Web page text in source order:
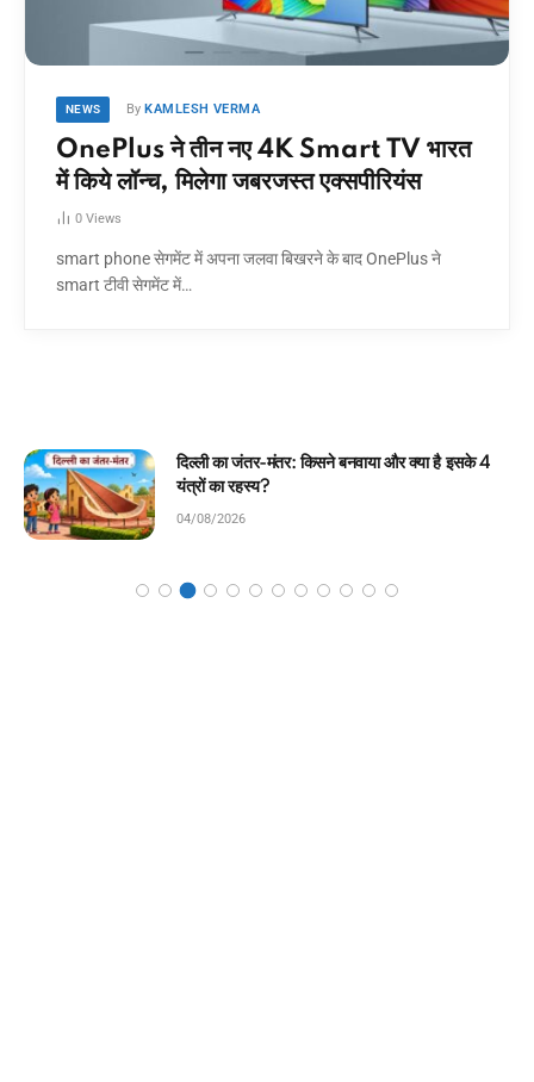
NEWS By KAMLESH VERMA
OnePlus ने तीन नए 4K Smart TV भारत
में किये लॉन्च, मिलेगा जबरजस्त एक्सपीरियंस
0 Views
smart phone सेगमेंट में अपना जलवा बिखरने के बाद OnePlus ने
smart टीवी सेगमेंट में…
और क्या है इसके 4
घमंडी मोर और समझदार चिड़िया: